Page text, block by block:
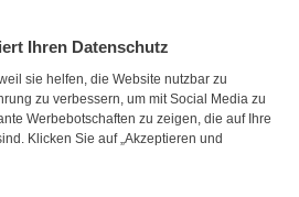
Ihren Datenschutz
sie helfen, die Website nutzbar zu
zu verbessern, um mit Social Media zu
Werbebotschaften zu zeigen, die auf Ihre
Klicken Sie auf „Akzeptieren und